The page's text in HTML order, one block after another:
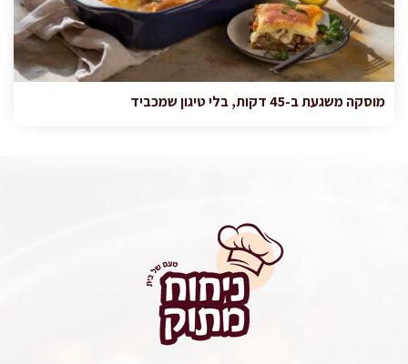
מוסקה משגעת ב-45 דקות, בלי טיגון שמכביד